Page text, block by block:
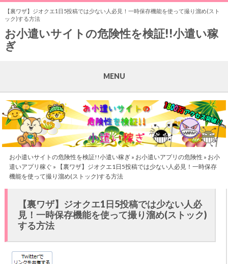
【裏ワザ】ジオクエ1日5投稿では少ない人必見！一時保存機能を使って撮り溜め(スト
ック)する方法
お小遣いサイトの危険性を検証!!小遣い稼
ぎ
MENU
お小遣いサイトの危険性を検証!!小遣い稼ぎ» お小遣いアプリの危険性 » お小
遣いアプリ稼ぐ » 【裏ワザ】ジオクエ1日5投稿では少ない人必見！一時保存
機能を使って撮り溜め(ストック)する方法
【裏ワザ】ジオクエ1日5投稿では少ない人必
見！一時保存機能を使って撮り溜め(ストック)
する方法